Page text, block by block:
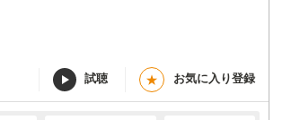
試聴 ★ お気に入り登録